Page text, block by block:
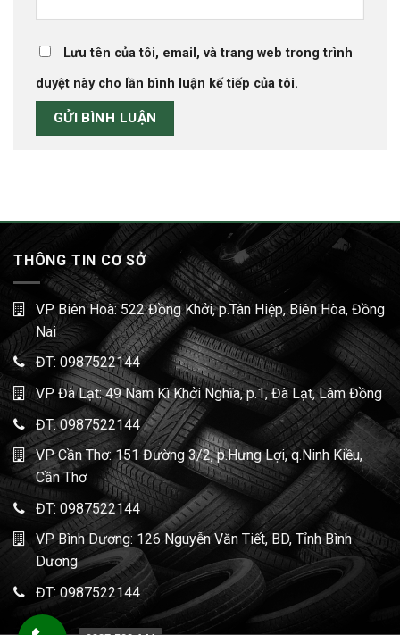
Lưu tên của tôi, email, và trang web trong trình
duyệt này cho lần bình luận kế tiếp của tôi.
THÔNG TIN CƠ SỞ
VP Biên Hoà: 522 Đồng Khởi, p.Tân Hiệp, Biên Hòa, Đồng
Nai
ĐT: 0987522144
VP Đà Lạt: 49 Nam Kì Khởi Nghĩa, p.1, Đà Lạt, Lâm Đồng
ĐT:0987522144
VP Cần Thơ: 151 Đường 3/2, p.Hưng Lợi, q.Ninh Kiều,
Cần Thơ
ĐT: 0987522144
VP Bình Dương: 126 Nguyễn Văn Tiết, BD, Tỉnh Bình
Dương
ĐT: 0987522144